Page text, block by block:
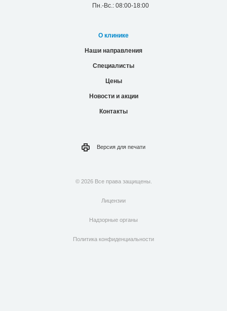
Пн.-Вс.: 08:00-18:00
О клинике
Наши направления
Специалисты
Цены
Новости и акции
Контакты
Версия для печати
© 2026 Все права защищены.
Лицензии
Надзорные органы
Политика конфиденциальности